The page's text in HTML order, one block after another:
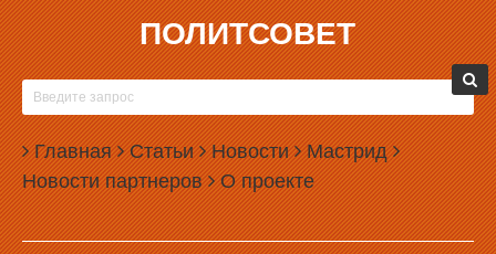
ПОЛИТСОВЕТ
Главная Статьи Новости Мастрид
Новости партнеров О проекте
12.01.2012, 18:10
ПРИКЛЮЧЕНИЯ «МИСТЕРА БИКИНИ»
ПРОДОЛЖАЮТСЯ
Глава комитета в защиту Владимира Путина, начальник отдела
социальной работы УВЗ Андрей Ленда едва не стал кандидатом
в гордуму Нижнего Тагила от «Справедливой России».
Кандидатура Ленды была выдвинута нижнетагильским
отделением партии.